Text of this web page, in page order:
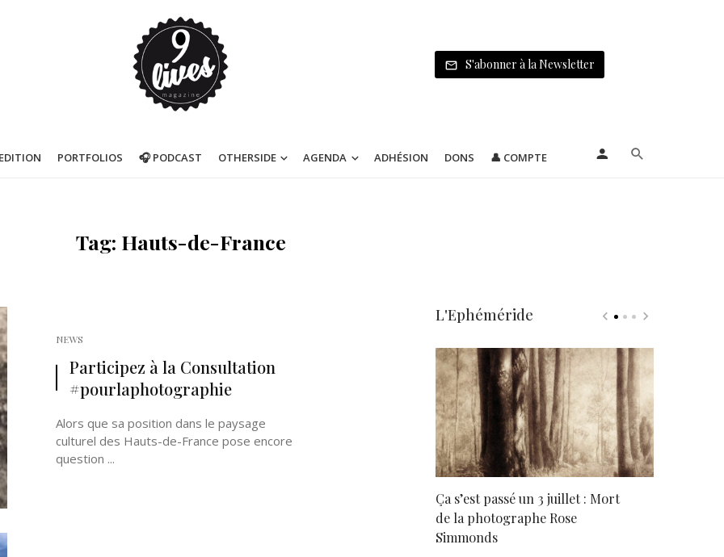
S'abonner à la Newsletter
PORTFOLIOS 🎧 PODCAST OTHERSIDE AGENDA ADHÉSION DONS 👤 COMPTE
Tag: Hauts-de-France
NEWS
Participez à la Consultation
#pourlaphotographie
Alors que sa position dans le paysage
culturel des Hauts-de-France pose encore
question ...
L'Ephéméride
Né un 2 juillet : André Kertész
Ça s’est passé un 3 juillet : Mort
de la photographe Rose
Simmonds